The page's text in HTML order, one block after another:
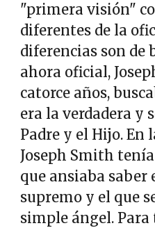
"primera visión"
diferentes de la
diferencias son de
ahora oficial,
catorce años,
era la verdadera y
Padre y el Hijo. En
Joseph Smith
que ansiaba saber
supremo y el que
simple ángel.